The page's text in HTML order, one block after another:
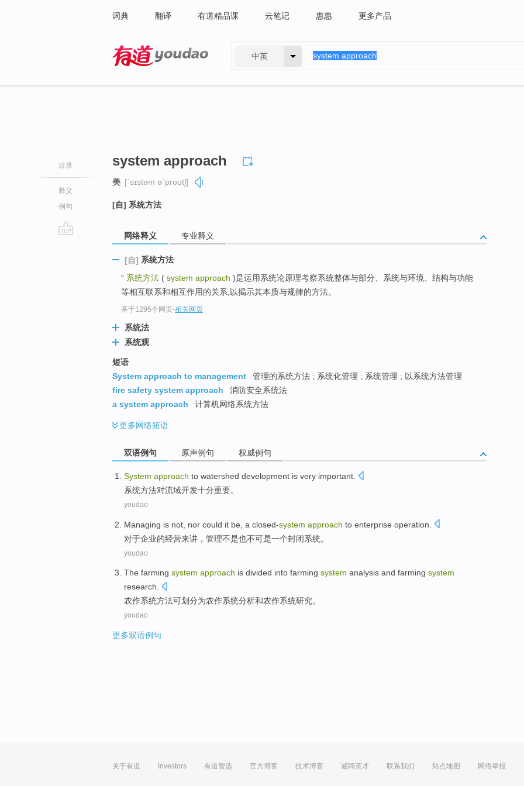
词典 翻译 有道精品课 云笔记 惠惠 更多产品
中英
目录
释义
例句
system approach
美 [ˈsɪstəm əˈproʊtʃ]
[自] 系统方法
网络释义 专业释义
[自] 系统方法
“ 系统方法 ( system approach )是运用系统论原理考察系统整体与部分、系统与环境、结构与功能
等相互联系和相互作用的关系,以揭示其本质与规律的方法。
基于1295个网页-相关网页
系统法
系统观
短语
System approach to management
管理的系统方法 ; 系统化管理 ; 系统管理 ; 以系统方法管理
fire safety system approach
消防安全系统法
a system approach
计算机网络系统方法
更多网络短语
双语例句 原声例句 权威例句
System approach to watershed development is very important
系统方法对流域开发十分重要。
youdao
Managing is not nor could it be, a closed-system approach to enterprise operation
对于企业的经营来讲， 管理不是也不可是一个封闭系统。
youdao
The farming system approach is divided into farming system analysis and farming system
research.
农作系统方法可划分为农作系统分析和农作系统研究。
youdao
更多双语例句
关于有道 Investors 有道智选 官方博客 技术博客 诚聘英才 联系我们 站点地图 网络举报